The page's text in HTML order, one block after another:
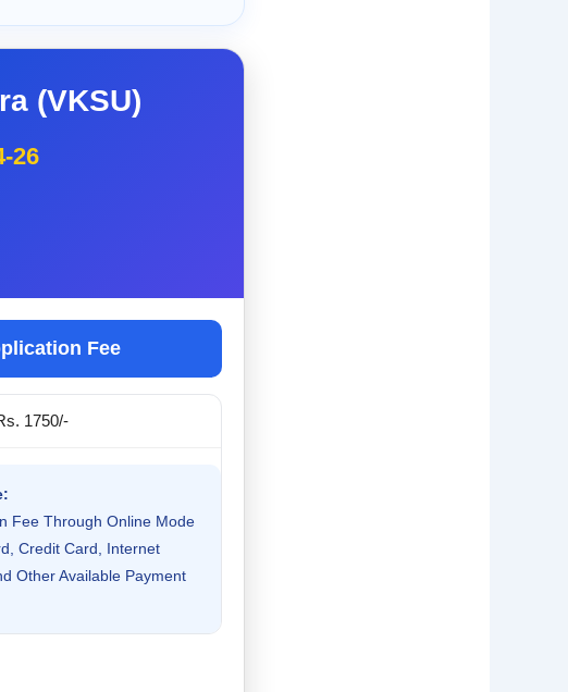
(VKSU)
26
Fee
1750/-
Fee Through Online Mode
Credit Card, Internet
Other Available Payment